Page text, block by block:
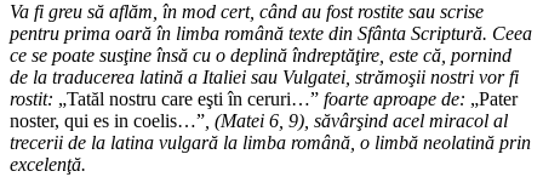
Va fi greu să aflăm, în mod cert, când au fost rostite sau scrise
pentru prima oară în limba română texte din Sfânta Scriptură. Ceea
ce se poate susţine însă cu o deplină îndreptăţire, este că, pornind
de la traducerea latină a Italiei sau Vulgatei, strămoşii nostri vor fi
rostit: „Tatăl nostru care eşti în ceruri…” foarte aproape de: „Pater
noster, qui es in coelis…” , (Matei 6, 9), săvârşind acel miracol al
trecerii de la latina vulgară la limba română, o limbă neolatină prin
excelenţă.